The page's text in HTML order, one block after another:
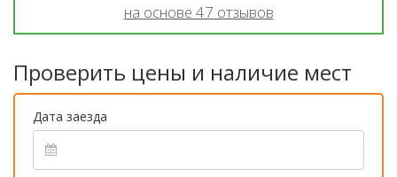
на основе 47 отзывов
Проверить цены и наличие мест
Дата заезда